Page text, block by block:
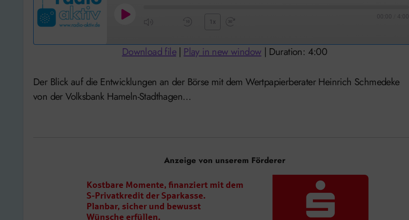
Play
Mute/Unmute
Episode
Rewind
10
Seconds
1x
Forward
30
00:00 4:00
Download file| Play in new window | Duration: 4:00
Der Blick auf die Entwicklungen an der Börse mit dem Wertpapierberater Heinrich Schmedeke
von der Volksbank Hameln-Stadthagen…
Anzeige von unserem Förderer